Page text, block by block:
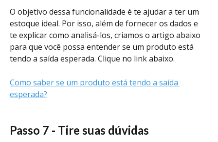
O objetivo dessa funcionalidade é te ajudar a ter um
estoque ideal. Por isso, além de fornecer os dados e
te explicar como analisá-los, criamos o artigo abaixo
para que você possa entender se um produto está
tendo a saída esperada. Clique no link abaixo.
Como saber se um produto está tendo a saída
esperada?
Passo 7 - Tire suas dúvidas